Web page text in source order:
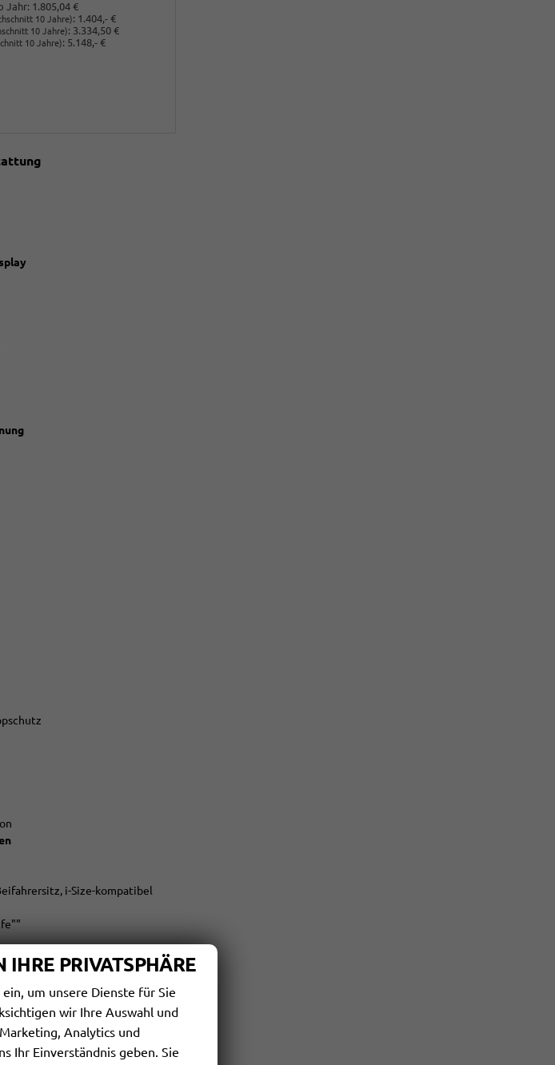
Jahr: 1.805,04 €
10 Jahre): 1.404,- €
10 Jahre): 3.334,50 €
10 Jahre): 5.148,- €
i-Size-kompatibel
IHRE PRIVATSPHÄRE
um unsere Dienste für Sie
wir Ihre Auswahl und
Analytics und
Ihr Einverständnis geben. Sie